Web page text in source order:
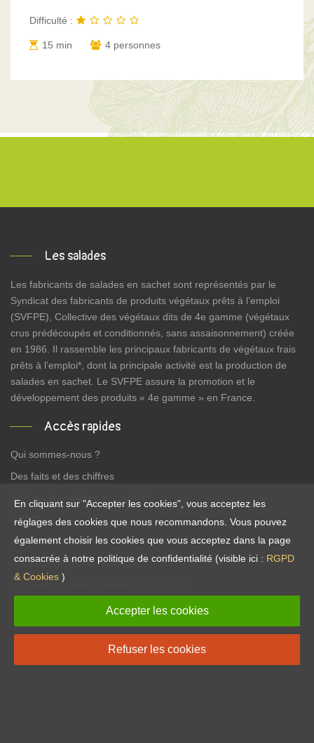
Difficulté :
15 min 4 personnes
Les salades
Les fabricants de salades en sachet sont représentés par le
Syndicat des fabricants de produits végétaux prêts à l’emploi
(SVFPE), Collective des végétaux dits de 4e gamme (végétaux
crus prédécoupés et conditionnés, sans assaisonnement) créée
en 1986. Il rassemble les principaux fabricants de végétaux frais
prêts à l’emploi*, dont la principale activité est la production de
salades en sachet. Le SVFPE assure la promotion et le
développement des produits « 4e gamme » en France.
Accès rapides
Qui sommes-nous ?
Des faits et des chiffres
Tout sur les salades en sachet !
RGPD
Nutrition et Santé
Recettes vite-faites, bien-faites !
La salade, quand, comment, pourquoi ?
Réseaux sociaux
En cliquant sur "Accepter les cookies", vous acceptez les
réglages des cookies que nous recommandons. Vous pouvez
également choisir les cookies que vous acceptez dans la page
consacrée à notre politique de confidentialité (visible ici : RGPD
& Cookies )
Accepter les cookies
Refuser les cookies